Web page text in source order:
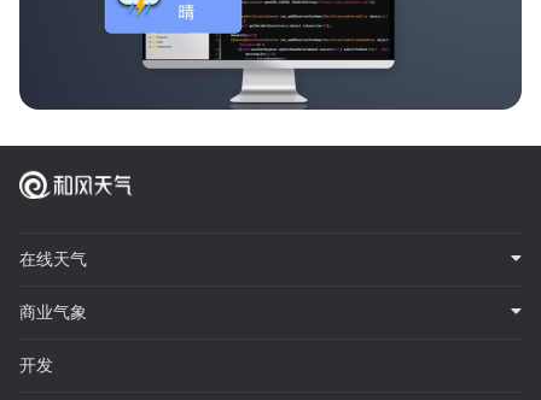
在线天气
商业气象
开发